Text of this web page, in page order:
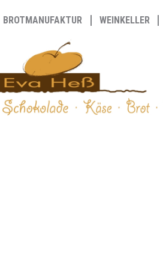
BROTMANUFAKTUR WEINKELLER